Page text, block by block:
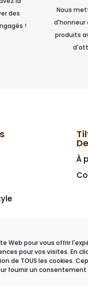
Web pour vous offrir
pour vos visites. En
de TOUS les cookies.
fournir un
des
!
Nous
d'honneur
produits
À